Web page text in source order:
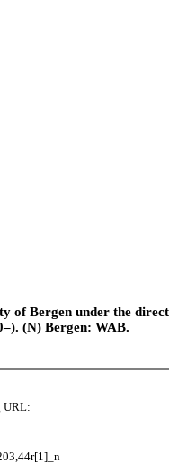
of Bergen under the
(N) Bergen: WAB.
URL: